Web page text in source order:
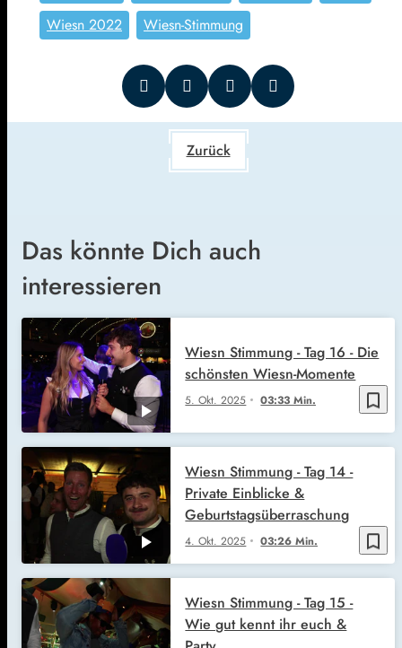
Wiesn 2022
Wiesn-Stimmung
Zurück
Das könnte Dich auch
interessieren
bookmark_border
5. Okt. 2025 03:33 Min.
Wiesn Stimmung - Tag 16 - Die
schönsten Wiesn-Momente
bookmark_border
4. Okt. 2025 03:26 Min.
Wiesn Stimmung - Tag 14 -
Private Einblicke &
Geburtstagsüberraschung
Wiesn Stimmung - Tag 15 -
Wie gut kennt ihr euch &